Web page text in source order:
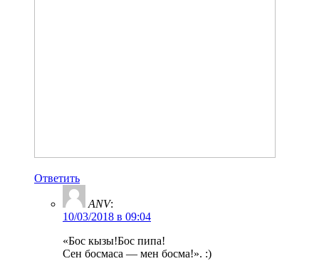
Ответить
ANV:
10/03/2018 в 09:04
«Бос кызы!Бос пипа!
Сен босмаса — мен босма!». :)